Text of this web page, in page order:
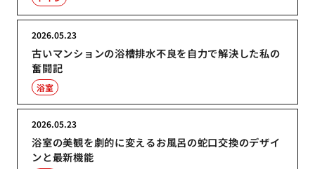
古いマンションの浴槽排水不良を自力で解決した私の
奮闘記
2026.05.23
浴室
浴室の美観を劇的に変えるお風呂の蛇口交換のデザイ
ンと最新機能
2026.05.23